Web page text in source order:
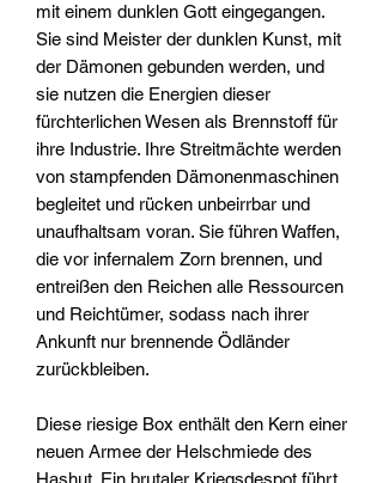
mit einem dunklen Gott eingegangen.
Sie sind Meister der dunklen Kunst, mit
der Dämonen gebunden werden, und
sie nutzen die Energien dieser
fürchterlichen Wesen als Brennstoff für
ihre Industrie. Ihre Streitmächte werden
von stampfenden Dämonenmaschinen
begleitet und rücken unbeirrbar und
unaufhaltsam voran. Sie führen Waffen,
die vor infernalem Zorn brennen, und
entreißen den Reichen alle Ressourcen
und Reichtümer, sodass nach ihrer
Ankunft nur brennende Ödländer
zurückbleiben.
Diese riesige Box enthält den Kern einer
neuen Armee der Helschmiede des